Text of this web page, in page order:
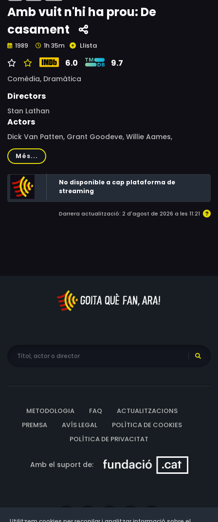
Amb vuit n'hi ha prou: De
casament
1989 1h 35m Llista
6.0 9.7
Comèdia, Dramàtica
Directors
Stan Lathan
Actors
Dick Van Patten, Grant Goodeve, Willie Aames,
Christopher McDonald, Marianne Muellerleile, Joan
Prather, Adam Rich, Susan Richardson, Eugene Roche,
James Van Patten, Nancy Everhard, Sandy Faison, Peter
Nelson
Més...
No disponible a cap plataforma de
streaming
Darrera actualització: 2 d'agost de 2026 a les 11:21
METODOLOGIA FAQ
ACTUALITZACIONS
PREMSA
AVÍS LEGAL
POLÍTICA DE COOKIES
POLÍTICA DE PRIVACITAT
Amb el suport de: